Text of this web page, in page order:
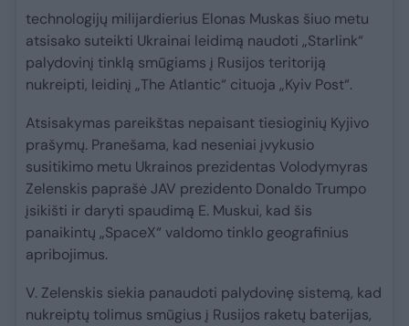
technologijų milijardierius Elonas Muskas šiuo metu
atsisako suteikti Ukrainai leidimą naudoti „Starlink“
palydovinį tinklą smūgiams į Rusijos teritoriją
nukreipti, leidinį „The Atlantic“ cituoja „Kyiv Post“.
Atsisakymas pareikštas nepaisant tiesioginių Kyjivo
prašymų. Pranešama, kad neseniai įvykusio
susitikimo metu Ukrainos prezidentas Volodymyras
Zelenskis paprašė JAV prezidento Donaldo Trumpo
įsikišti ir daryti spaudimą E. Muskui, kad šis
panaikintų „SpaceX“ valdomo tinklo geografinius
apribojimus.
V. Zelenskis siekia panaudoti palydovinę sistemą, kad
nukreiptų tolimus smūgius į Rusijos raketų baterijas,